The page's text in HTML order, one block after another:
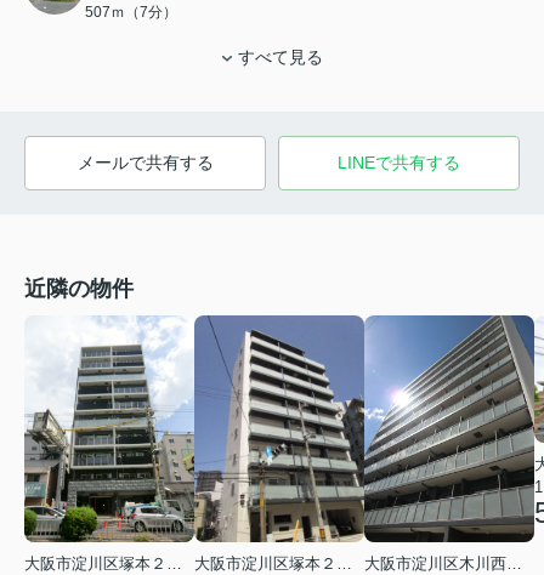
507ｍ（7分）
すべて見る
メールで共有する LINEで共有する
近隣の物件